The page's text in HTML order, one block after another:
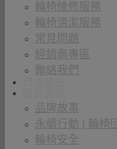
輪椅維修服務
輪椅清潔服務
常見問題
經銷商專區
聯絡我們
品牌故事
永續行動 | 輪椅
輪椅安全